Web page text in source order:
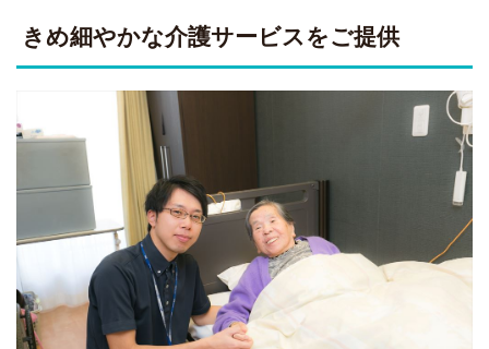
きめ細やかな介護サービスをご提供